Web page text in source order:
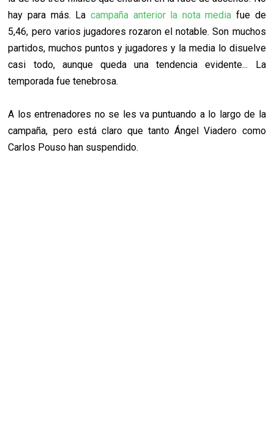
hay para más. La campaña anterior la nota media fue de
5,46, pero varios jugadores rozaron el notable. Son muchos
partidos, muchos puntos y jugadores y la media lo disuelve
casi todo, aunque queda una tendencia evidente... La
temporada fue tenebrosa.
A los entrenadores no se les va puntuando a lo largo de la
campaña, pero está claro que tanto Ángel Viadero como
Carlos Pouso han suspendido.